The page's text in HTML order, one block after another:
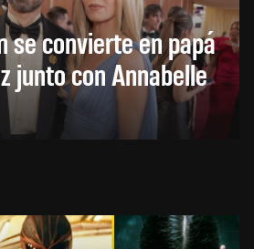
se convierte en papá
junto con Annabelle